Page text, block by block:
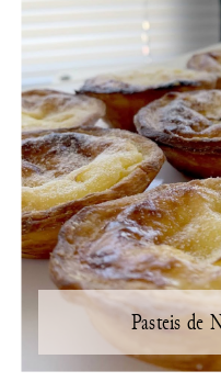
Pasteis de